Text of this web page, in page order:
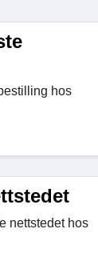
hos
nettstedet hos